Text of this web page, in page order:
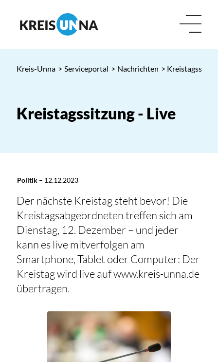
Kreis-Unna > Serviceportal > Nachrichten >
Kreistagssitzung - Live
Politik– 12.12.2023
Der nächste Kreistag steht bevor! Die
Kreistagsabgeordneten treffen sich am
Dienstag, 12. Dezember – und jeder
kann es live mitverfolgen am
Smartphone, Tablet oder Computer: Der
Kreistag wird live auf www.kreis-unna.de
übertragen.